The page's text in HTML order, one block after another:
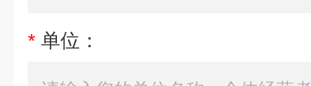
* 单位：